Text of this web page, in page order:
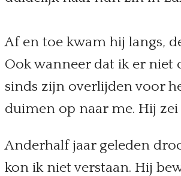
Af en toe kwam hij langs,
Ook wanneer dat ik er niet
sinds zijn overlijden voor
duimen op naar me. Hij
Anderhalf jaar geleden
kon ik niet verstaan. Hij